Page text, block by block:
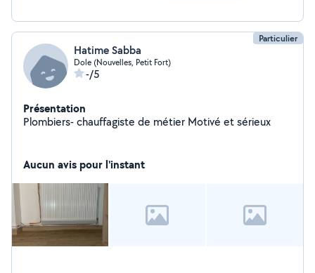
Particulier
Hatime Sabba
Dole (Nouvelles, Petit Fort)
-/5
Présentation
Plombiers- chauffagiste de métier Motivé et sérieux
Aucun avis pour l'instant